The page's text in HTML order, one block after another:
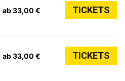
ab 33,00 € TICKETS
ab 33,00 € TICKETS